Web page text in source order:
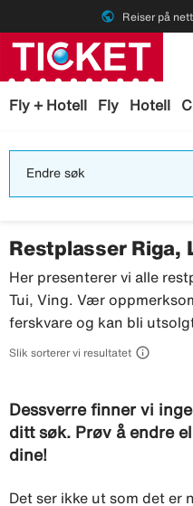
public Reiser på
Fly + Hotell Fly Hotell
Endre søk
Restplasser Riga,
Her presenterer vi alle
Tui, Ving. Vær
ferskvare og kan bli
Slik sorterer vi resultatet 
Dessverre finner vi
ditt søk. Prøv å endre
dine!
Det ser ikke ut som det er